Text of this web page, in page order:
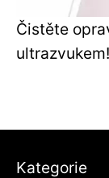
Čistěte
ultrazvukem!
Kategorie